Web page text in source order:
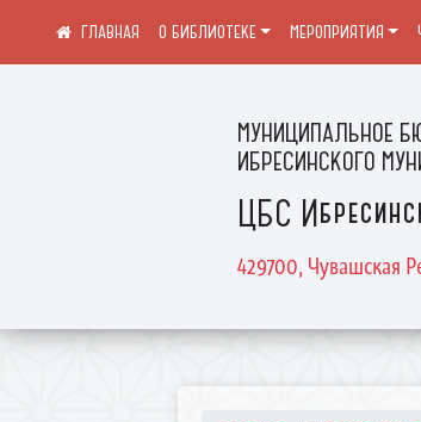
МУНИЦИПАЛЬНОЕ
ИБРЕСИНСКОГО
ЦБС
429700, Чувашская
О БИБЛИОТЕКЕ МЕРОПРИЯТИЯ